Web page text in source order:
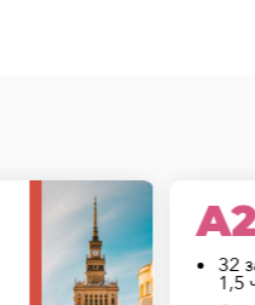
32
1,5